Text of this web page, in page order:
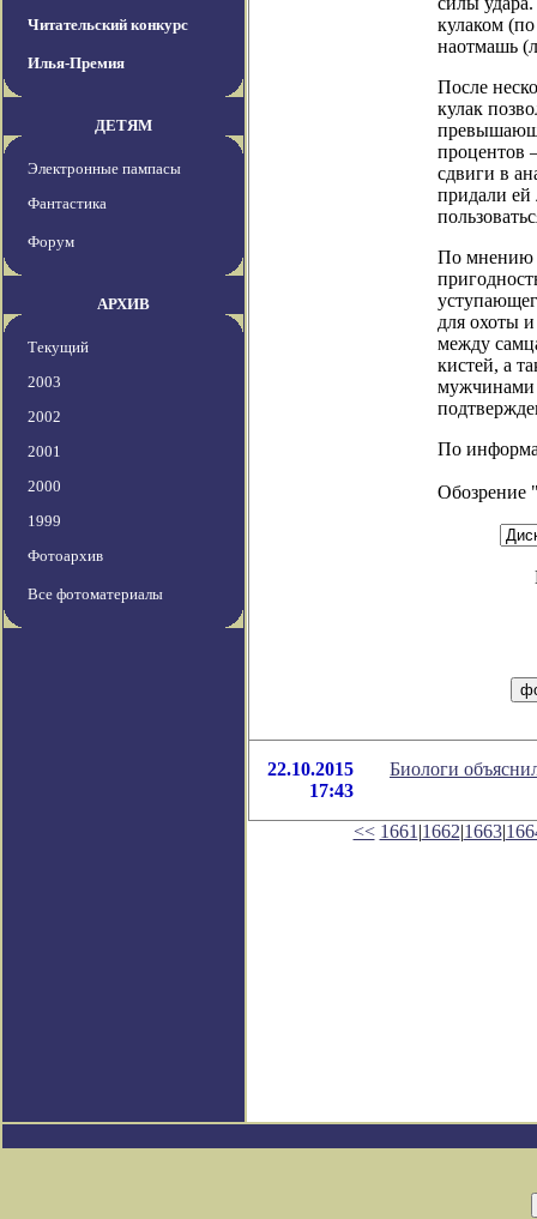
Читательский конкурс
Илья-Премия
ДЕТЯМ
Электронные пампасы
Фантастика
Форум
АРХИВ
Текущий
2003
2002
2001
2000
1999
Фотоархив
Все фотоматериалы
кулаком
наотмашь
После
кулак
процентов
сдвиги в
придали ей
По мнению
для охоты
между
кистей, а
По
Обозрение
22.10.2015
17:43
Биологи
<< 1661 |1662|1663|